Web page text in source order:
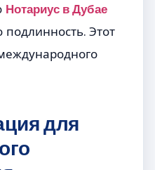
Нотариус в Дубае
подлинность. Этот
для